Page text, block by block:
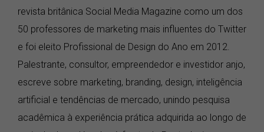
revista britânica Social Media Magazine como um dos
50 professores de marketing mais influentes do Twitter
e foi eleito Profissional de Design do Ano em 2012.
Palestrante, consultor, empreendedor e investidor anjo,
escreve sobre marketing, branding, design, inteligência
artificial e tendências de mercado, unindo pesquisa
acadêmica à experiência prática adquirida ao longo de